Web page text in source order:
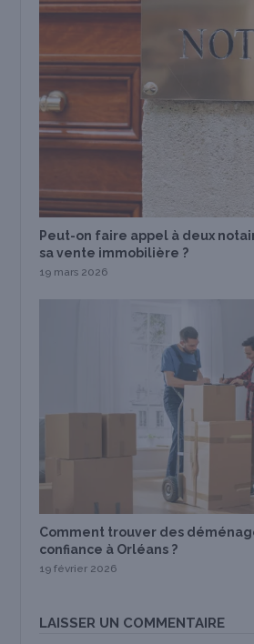
Peut-on faire appel à deux
sa vente immobilière ?
19 mars 2026
Comment trouver des
confiance à Orléans ?
19 février 2026
LAISSER UN COMMENTAIRE